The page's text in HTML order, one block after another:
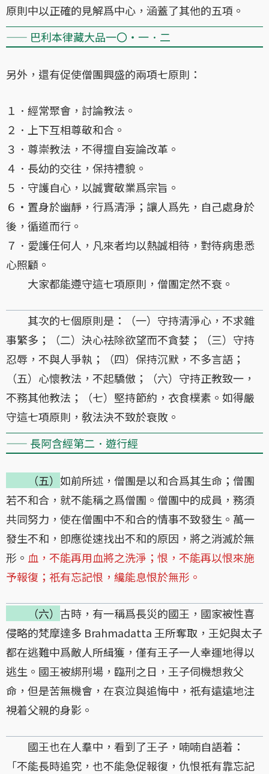
原則中以正確的見解爲中心，涵蓋了其他的五項。
—— 巴利本律藏大品一〇・一．二
另外，還有促使僧團興盛的兩項七原則：
１．經常聚會，討論教法。
２．上下互相尊敬和合。
３．尊崇教法，不得擅自妄論改革。
４．長幼的交往，保持禮貌。
５．守護自心，以誠實敬業爲宗旨。
６・置身於幽靜，行爲清淨；讓人爲先，自己處身於
後，循道而行。
７．愛護任何人，凡來者均以熱誠相待，對待病患悉
心照顧。
大家都能遵守這七項原則，僧團定然不衰。
其次的七個原則是：（一）守持清淨心，不求雜
事繁多；（二）決心祛除欲望而不貪婪；（三）守持
忍辱，不與人爭執；（四）保持沉默，不多言語；
（五）心懷教法，不起驕傲；（六）守持正教致一，
不務其他教法；（七）堅持節約，衣食樸素。如得嚴
守這七項原則，敎法決不致於衰敗。
—— 長阿含經第二．遊行經
（五） 如前所述，僧團是以和合爲其生命；僧團
若不和合，就不能稱之爲僧團。僧團中的成員，務須
共同努力，使在僧團中不和合的情事不致發生。萬一
發生不和，卽應從速找出不和的原因，將之消滅於無
形。 血，不能再用血將之洗淨；恨，不能再以恨來施
予報復；祇有忘記恨，纔能息恨於無形。
（六） 古時，有一稱爲長災的國王，國家被性喜
侵略的梵摩達多 Brahmadatta 王所奪取，王妃與太子
都在逃難中爲敵人所緝獲，僅有王子一人幸運地得以
逃生。國王被綁刑場，臨刑之日，王子伺機想救父
命，但是苦無機會，在哀泣與追悔中，祇有遠遠地注
視着父親的身影。
國王也在人羣中，看到了王子，喃喃自語着：
「不能長時追究，也不能急促報復，仇恨祇有靠忘記